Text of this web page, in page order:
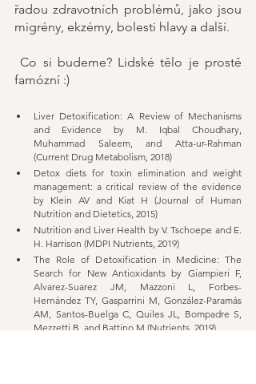
řadou zdravotních problémů, jako jsou
migrény, ekzémy, bolesti hlavy a další.
Co si budeme? Lidské tělo je prostě
famózní :)
Liver Detoxification: A Review of Mechanisms
and Evidence by M. Iqbal Choudhary,
Muhammad Saleem, and Atta-ur-Rahman
(Current Drug Metabolism, 2018)
Detox diets for toxin elimination and weight
management: a critical review of the evidence
by Klein AV and Kiat H (Journal of Human
Nutrition and Dietetics, 2015)
Nutrition and Liver Health by V. Tschoepe and E.
H. Harrison (MDPI Nutrients, 2019)
The Role of Detoxification in Medicine: The
Search for New Antioxidants by Giampieri F,
Alvarez-Suarez JM, Mazzoni L, Forbes-
Hernández TY, Gasparrini M, González-Paramás
AM, Santos-Buelga C, Quiles JL, Bompadre S,
Mezzetti B, and Battino M (Nutrients, 2019)